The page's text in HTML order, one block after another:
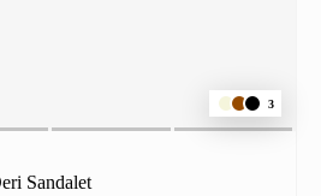
3
Sandalet